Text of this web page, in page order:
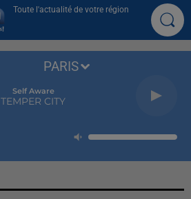
Toute l'actualité de votre région
Self Aware
TEMPER CITY
PARIS